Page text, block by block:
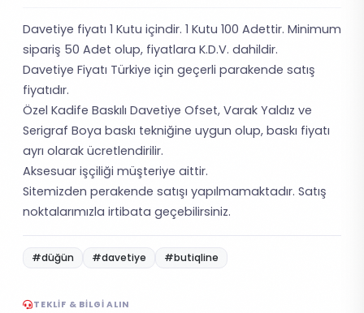
Davetiye fiyatı 1 Kutu içindir. 1 Kutu 100 Adettir. Minimum
sipariş 50 Adet olup, fiyatlara K.D.V. dahildir.
Davetiye Fiyatı Türkiye için geçerli parakende satış
fiyatıdır.
Özel Kadife Baskılı Davetiye Ofset, Varak Yaldız ve
Serigraf Boya baskı tekniğine uygun olup, baskı fiyatı
ayrı olarak ücretlendirilir.
Aksesuar işçiliği müşteriye aittir.
Sitemizden perakende satışı yapılmamaktadır. Satış
noktalarımızla irtibata geçebilirsiniz.
#düğün #davetiye #butiqline
TEKLIF & BILGI ALIN